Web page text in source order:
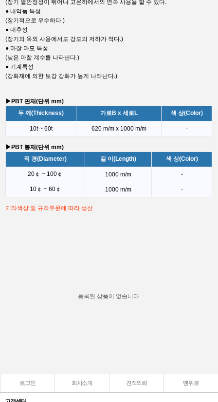
(장기 열안정성이 뛰어나 고온하에서의 연속 사용을 할 수 있다.
● 내약품 특성
(장기적으로 우수하다.)
● ​내후성
(장기의 옥외 사용에서도 강도의 저하가 적다.)​
● 마찰.마모 특성
(낮은 마찰 계수를 나타낸다.)
● 기계특성
(강화재에 의한 보강 강화가 높게 나타난다.)
▶PBT 판재(단위 mm)
두 께(Thickness)
가로B x 세로L 색 상(Color)
10t ~ 60t 620 m/m x 1000 m/m -
▶PBT 봉재(단위 mm)
직 경(Diameter)
길 이(Length) 색 상(Color)
20￠ ~ 100￠ 1000 m/m -
10￠ ~ 60￠ 1000 m/m -
기타색상 및 규격주문에 따라 생산
등록된 상품이 없습니다.
로그인 회사소개 견적의뢰 맨위로